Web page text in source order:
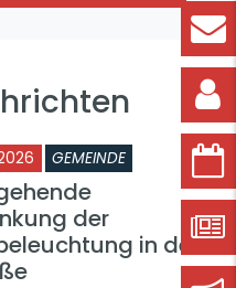
GEMEINDE
der
in der